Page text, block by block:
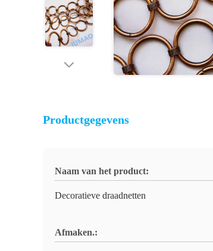
Productgegevens
Naam van het product:
Decoratieve draadnetten
Afmaken.: